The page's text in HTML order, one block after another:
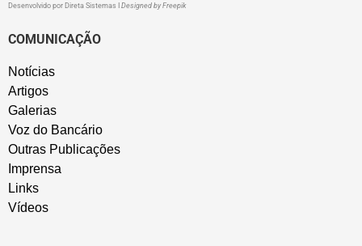
Desenvolvido por Direta Sistemas Designed by Freepik
COMUNICAÇÃO
Notícias
Artigos
Galerias
Voz do Bancário
Outras Publicações
Imprensa
Links
Vídeos